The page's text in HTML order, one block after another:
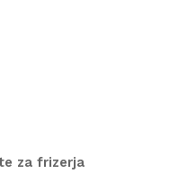
za frizerja